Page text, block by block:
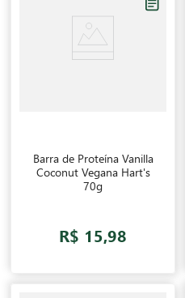
Barra de Proteína Vanilla
Coconut Vegana Hart's
70g
R$ 15,98